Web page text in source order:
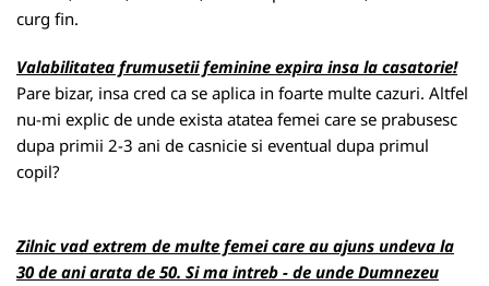
curg fin.
Valabilitatea frumusetii feminine expira insa la casatorie!
Pare bizar, insa cred ca se aplica in foarte multe cazuri. Altfel
nu-mi explic de unde exista atatea femei care se prabusesc
dupa primii 2-3 ani de casnicie si eventual dupa primul
copil?
Zilnic vad extrem de multe femei care au ajuns undeva la
30 de ani arata de 50. Si ma intreb - de unde Dumnezeu